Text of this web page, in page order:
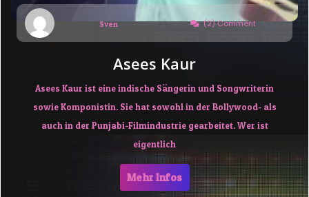
Sven (2) Comment
Asees Kaur
Asees Kaur ist eine indische Sängerin und Songwriterin
sowie Komponistin. Sie hat sowohl in der Bollywood- als
auch in der Punjabi-Filmindustrie gearbeitet. Wer ist
eigentlich
Mehr Infos